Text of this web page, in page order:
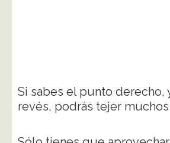
Si sabes el punto derecho,
revés, podrás tejer muchos